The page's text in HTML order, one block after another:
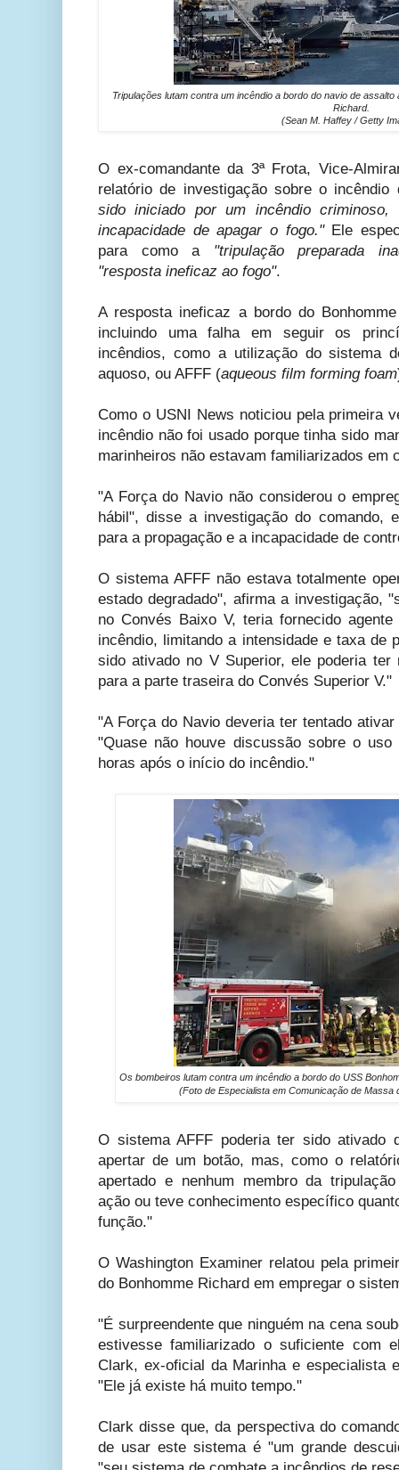
Tripulações lutam contra um incêndio a bordo do navio de
Richard.
(Sean M. Haffey / Getty
O ex-comandante da 3ª Frota, Vice-
relatório de investigação sobre o
sido iniciado por um incêndio
incapacidade de apagar o fogo."Ele
para como a "tripulação preparada
"resposta ineficaz ao fogo".
A resposta ineficaz a bordo do
incluindo uma falha em seguir os
incêndios, como a utilização do sistema
aquoso, ou AFFF (aqueous film forming foam
Como o USNI News noticiou pela primeira
incêndio não foi usado porque tinha sido
marinheiros não estavam familiarizados em
"A Força do Navio não considerou o
hábil", disse a investigação do comando,
para a propagação e a incapacidade de
O sistema AFFF não estava totalmente
estado degradado", afirma a investigação,
no Convés Baixo V, teria fornecido
incêndio, limitando a intensidade e taxa de
sido ativado no V Superior, ele poderia ter
para a parte traseira do Convés Superior V."
"A Força do Navio deveria ter tentado
"Quase não houve discussão sobre o
horas após o início do incêndio."
Os bombeiros lutam contra um incêndio a bordo do USS
(Foto de Especialista em Comunicação de Massa
O sistema AFFF poderia ter sido
apertar de um botão, mas, como o
apertado e nenhum membro da
ação ou teve conhecimento específico
função."
O Washington Examiner relatou pela
do Bonhomme Richard em empregar o
"É surpreendente que ninguém na cena
estivesse familiarizado o suficiente com
Clark, ex-oficial da Marinha e especialista
"Ele já existe há muito tempo."
Clark disse que, da perspectiva do
de usar este sistema é "um grande